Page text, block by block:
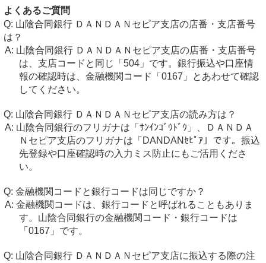
よくあるご質問
山陰合同銀行 ＤＡＮＤＡＮセピア支店の店番・支店番号
は？
山陰合同銀行 ＤＡＮＤＡＮセピア支店の店番・支店番号
は、支店コードと同じ「504」です。銀行振込や口座情
報の確認時は、金融機関コード「0167」とあわせて確認
してください。
山陰合同銀行 ＤＡＮＤＡＮセピア支店の読み方は？
山陰合同銀行のフリガナは「ｻﾝｲﾝｺﾞｳﾄﾞｳ」、ＤＡＮＤＡ
Ｎセピア支店のフリガナは「DANDANｾﾋﾟｱ」です。振込
先登録や口座確認時の入力ミス防止にもご活用くださ
い。
金融機関コードと銀行コードは同じですか？
金融機関コードは、銀行コードと呼ばれることもありま
す。山陰合同銀行の金融機関コード・銀行コードは
「0167」です。
山陰合同銀行 ＤＡＮＤＡＮセピア支店に振込する際の注